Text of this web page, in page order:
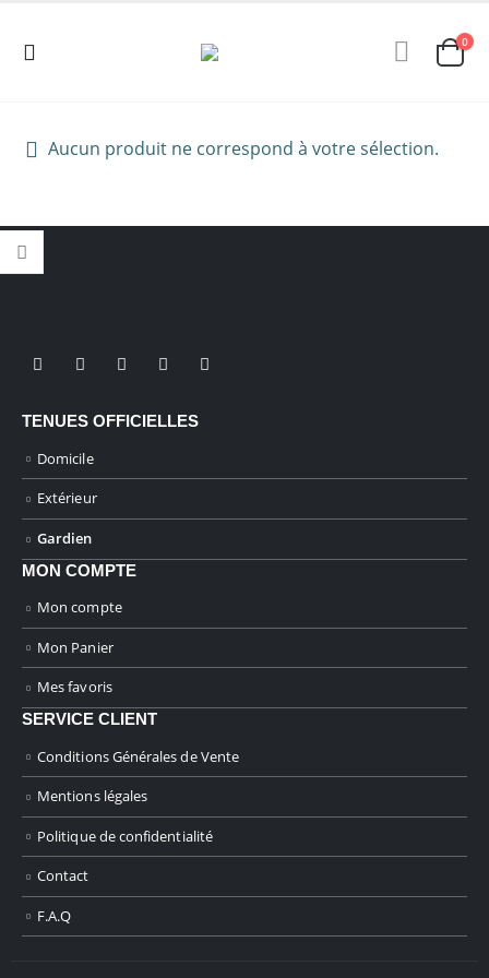
0
Aucun produit ne correspond à votre sélection.
TENUES OFFICIELLES
Domicile
Extérieur
Gardien
MON COMPTE
Mon compte
Mon Panier
Mes favoris
SERVICE CLIENT
Conditions Générales de Vente
Mentions légales
Politique de confidentialité
Contact
F.A.Q